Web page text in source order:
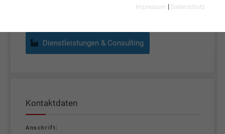
Dienstleistungen & Consulting
Kontaktdaten
Anschrift:
Impressum | Datenschutz